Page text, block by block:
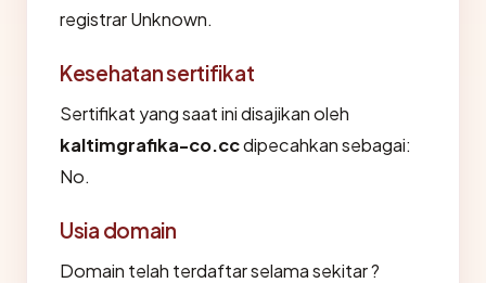
registrar Unknown.
Kesehatan sertifikat
Sertifikat yang saat ini disajikan oleh
kaltimgrafika-co.ccdipecahkan sebagai:
No.
Usia domain
Domain telah terdaftar selama sekitar ?